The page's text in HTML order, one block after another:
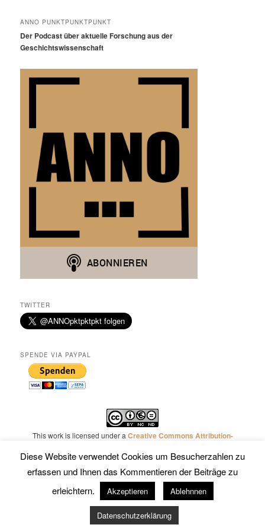
ANNO PUNKTPUNKTPUNKT
Der Podcast über aktuelle Forschung aus der
Geschichtswissenschaft
TWITTER
SPENDE VIA PAYPAL
This work is licensed under a Creative Commons Attribution-
Mit Stolz präsentiert von WordPress
Diese Website verwendet Cookies um Besucherzahlen zu
erfassen und Ihnen das Kommentieren der Beiträge zu
erleichtern.
Akzeptieren Ablehnnen
Datenschutzerklärung